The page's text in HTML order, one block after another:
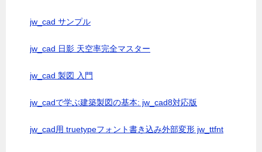
jw_cad サンプル
jw_cad 日影 天空率完全マスター
jw_cad 製図 入門
jw_cadで学ぶ建築製図の基本: jw_cad8対応版
jw_cad用 truetypeフォント書き込み外部変形 jw_ttfnt